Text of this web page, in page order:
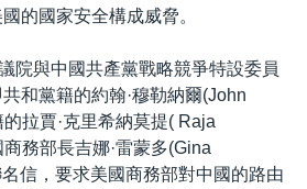
的國家安全構成威脅。
院與中國共產黨戰略競爭特設委員
和黨籍的約翰·穆勒納爾(John
拉賈·克里希納莫提( Raja
務部長吉娜·雷蒙多(Gina
信，要求美國商務部對中國的路由